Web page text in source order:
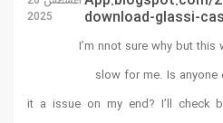
download-glassi-
2025
I’m nnot sure why but
slow for me. Is
it a issue on my end? I’ll check